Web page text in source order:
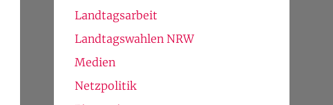
Landtagsarbeit
Landtagswahlen NRW
Medien
Netzpolitik